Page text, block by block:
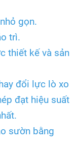
gọn.
trì.
thiết kế và sản
đổi lực lò xo
đạt hiệu suất
sườn bằng